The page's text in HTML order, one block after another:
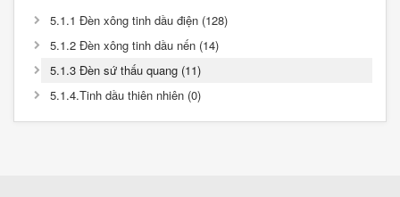
5.1.1 Đèn xông tinh dầu điện (128)
5.1.2 Đèn xông tinh dầu nến (14)
5.1.3 Đèn sứ thấu quang (11)
5.1.4.Tinh dầu thiên nhiên (0)